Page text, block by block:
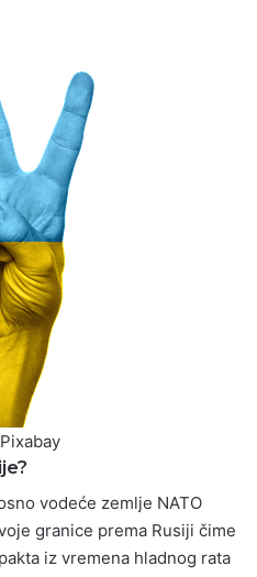
vodeće zemlje NATO
granice prema Rusiji čime
iz vremena hladnog rata